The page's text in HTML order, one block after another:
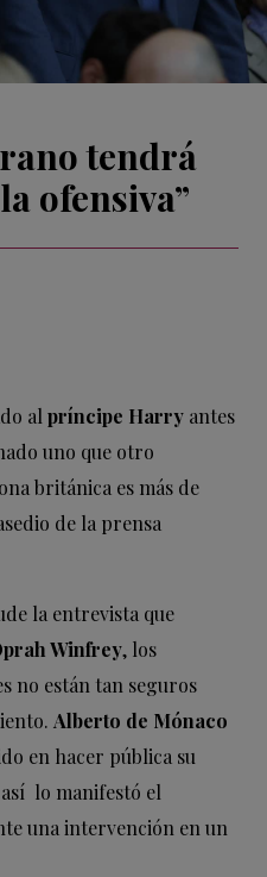
tendrá
ofensiva”
al príncipe Harry antes
uno que otro
británica es más de
de la prensa
la entrevista que
Winfrey, los
no están tan seguros
Alberto de Mónaco
en hacer pública su
lo manifestó el
una intervención en un